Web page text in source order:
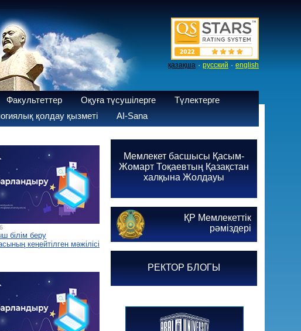
қазақша · русский · english
Факультеттер Оқуға түсушілерге
Түлектерге
қолдау қызметі AI-Sana
білім беру
кеңейтілген мәжілісі
Мемлекет басшысы Қасым-
Жомарт Тоқаевтың Қазақстан
халқына Жолдауы
ҚР Мемлекеттік
рәміздері
РЕКТОР БЛОГЫ